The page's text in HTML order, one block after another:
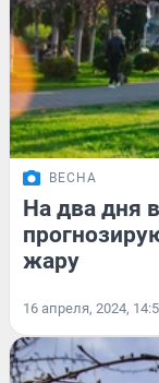
ВЕСНА
На два дня
жару
16 апреля, 2024,